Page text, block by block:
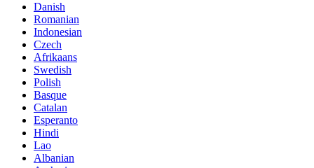
Danish
Romanian
Indonesian
Czech
Afrikaans
Swedish
Polish
Basque
Catalan
Esperanto
Hindi
Lao
Albanian